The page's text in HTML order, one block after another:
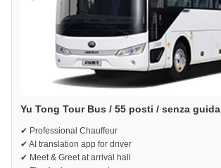
Yu Tong Tour Bus / 55 posti / senza guida
✔ Professional Chauffeur
✔ AI translation app for driver
✔ Meet & Greet at arrival hall